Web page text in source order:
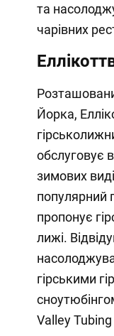
та
чарівних
Йорка,
обслуговує
зимових
популярний
пропонує
лижі.
гірськими
Valley Tubing